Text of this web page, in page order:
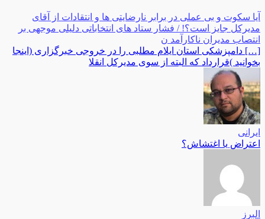
آیا سکوت و بی عملی در برابر نارضایتی ها و انتقادات از آقای
مدیرکل جایز است؟! / فشار ستاد های انتخاباتی دلیلی موجهی بر
انتصاب مدیران ناکارآمد ن
[…] دامپزشکی استان ایلام مطلبی را در خروجی خبرگزاری (اینجا
بخوانید )قرارداد که البته از سوی مدیرکل انقلا
ایرانی
اعتراض یا اغتشاش؟
البرز